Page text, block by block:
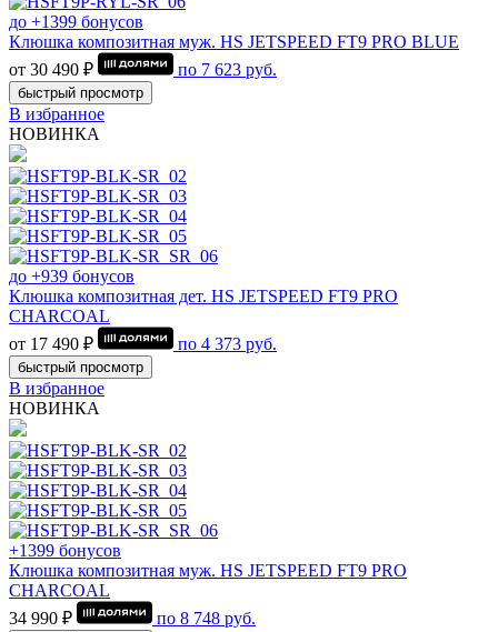
до +1399 бонусов
Клюшка композитная муж. HS JETSPEED FT9 PRO BLUE
от 30 490 ₽
по 7 623 руб.
быстрый просмотр
В избранное
НОВИНКА
до +939 бонусов
Клюшка композитная дет. HS JETSPEED FT9 PRO
CHARCOAL
от 17 490 ₽
по 4 373 руб.
быстрый просмотр
В избранное
НОВИНКА
+1399 бонусов
Клюшка композитная муж. HS JETSPEED FT9 PRO
CHARCOAL
34 990 ₽
по 8 748 руб.